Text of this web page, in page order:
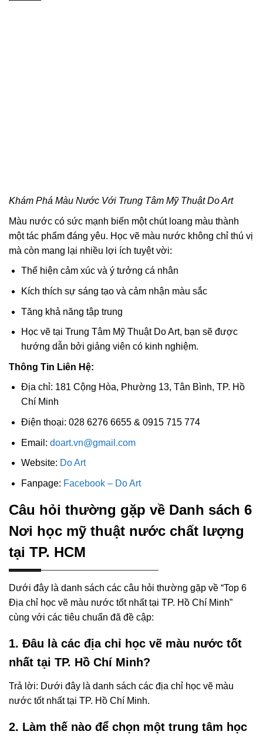
Khám Phá Màu Nước Với Trung Tâm Mỹ Thuật Do Art
Màu nước có sức mạnh biến một chút loang màu thành
một tác phẩm đáng yêu. Học vẽ màu nước không chỉ thú vị
mà còn mang lại nhiều lợi ích tuyệt vời:
Thể hiện cảm xúc và ý tưởng cá nhân
Kích thích sự sáng tạo và cảm nhận màu sắc
Tăng khả năng tập trung
Học vẽ tại Trung Tâm Mỹ Thuật Do Art, bạn sẽ được
hướng dẫn bởi giảng viên có kinh nghiệm.
Thông Tin Liên Hệ:
Địa chỉ: 181 Cộng Hòa, Phường 13, Tân Bình, TP. Hồ
Chí Minh
Điện thoại: 028 6276 6655 & 0915 715 774
Email: doart.vn@gmail.com
Website: Do Art
Fanpage: Facebook – Do Art
Câu hỏi thường gặp về Danh sách 6
Nơi học mỹ thuật nước chất lượng
tại TP. HCM
Dưới đây là danh sách các câu hỏi thường gặp về “Top 6
Địa chỉ học vẽ màu nước tốt nhất tại TP. Hồ Chí Minh”
cùng với các tiêu chuẩn đã đề cập:
1. Đâu là các địa chỉ học vẽ màu nước tốt
nhất tại TP. Hồ Chí Minh?
Trả lời: Dưới đây là danh sách các địa chỉ học vẽ màu
nước tốt nhất tại TP. Hồ Chí Minh.
2. Làm thế nào để chọn một trung tâm học